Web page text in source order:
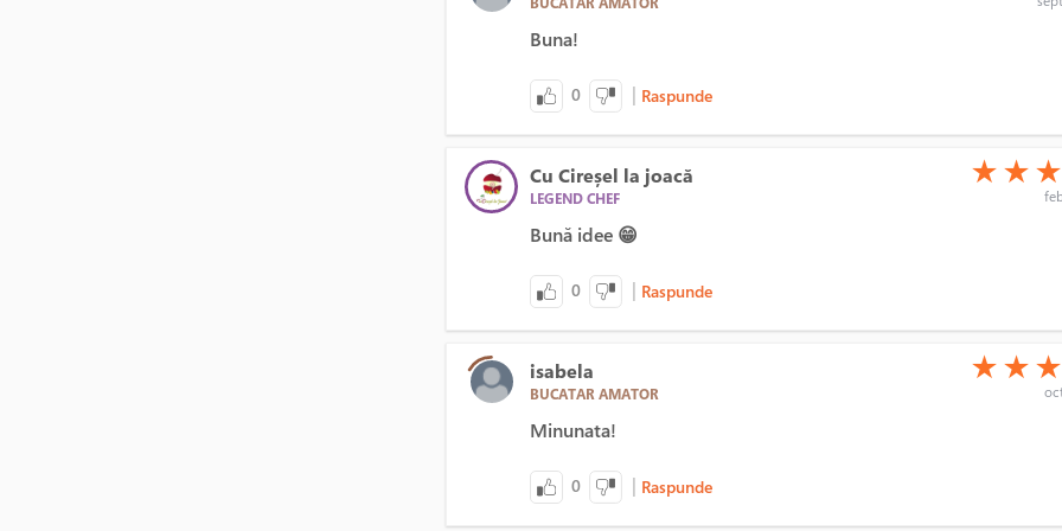
Buna!
0 | Raspunde
Cu Cireșel la joacă
LEGEND CHEF
(*)
★ (*)
★ (*)
★
Bună idee 😁
0 | Raspunde
isabela
BUCATAR AMATOR
(*)
★ (*)
★ (*)
★
Minunata!
0 | Raspunde